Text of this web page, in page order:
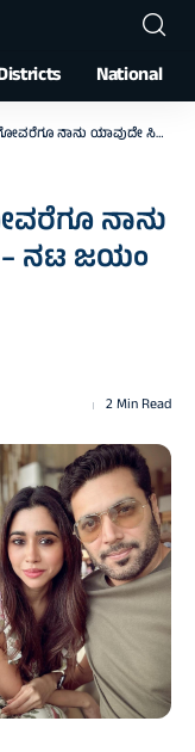
National
ಸಿನಿಮಾ ಮಾಡಲ್ಲ – ನಟ ಜಯಂ ರವಿ ಕಣ್ಣೀರು
ನಾನು
ನಟ ಜಯಂ
2 Min Read